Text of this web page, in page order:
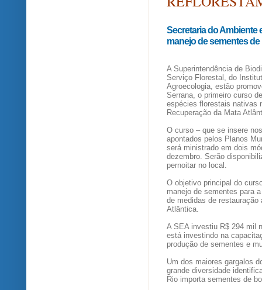
Secretaria do Ambiente
manejo de sementes de
A Superintendência de
Serviço Florestal, do
Agroecologia, estão
Serrana, o primeiro curso
espécies florestais nativas
Recuperação da Mata
O curso – que se insere
apontados pelos Planos
será ministrado em dois
dezembro. Serão
pernoitar no local.
O objetivo principal do
manejo de sementes para
de medidas de
Atlântica.
A SEA investiu R$ 294 mil
está investindo na
produção de sementes e
Um dos maiores gargalos
grande diversidade
Rio importa sementes de